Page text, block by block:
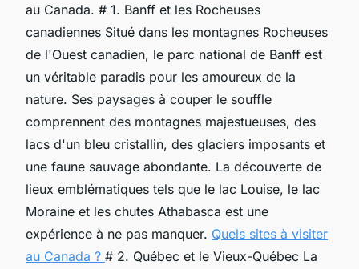
au Canada. # 1. Banff et les Rocheuses
canadiennes Situé dans les montagnes Rocheuses
de l'Ouest canadien, le parc national de Banff est
un véritable paradis pour les amoureux de la
nature. Ses paysages à couper le souffle
comprennent des montagnes majestueuses, des
lacs d'un bleu cristallin, des glaciers imposants et
une faune sauvage abondante. La découverte de
lieux emblématiques tels que le lac Louise, le lac
Moraine et les chutes Athabasca est une
expérience à ne pas manquer. Quels sites à visiter
au Canada ? # 2. Québec et le Vieux-Québec La